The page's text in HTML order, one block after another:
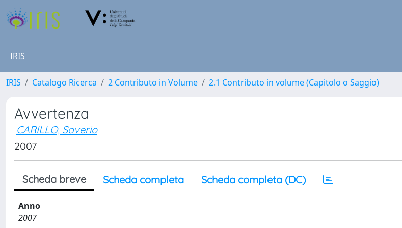
IRIS
IRIS Catalogo Ricerca 2 Contributo in Volume 2.1 Contributo in volume (Capitolo o Saggio)
Avvertenza
CARILLO, Saverio
2007
Scheda breve Scheda completa Scheda completa (DC)
Anno
2007